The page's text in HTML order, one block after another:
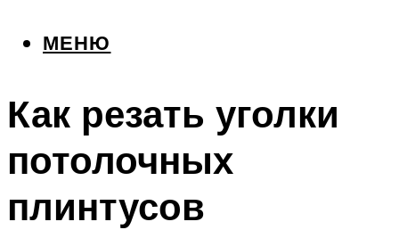
МЕНЮ
Как резать уголки
потолочных
плинтусов